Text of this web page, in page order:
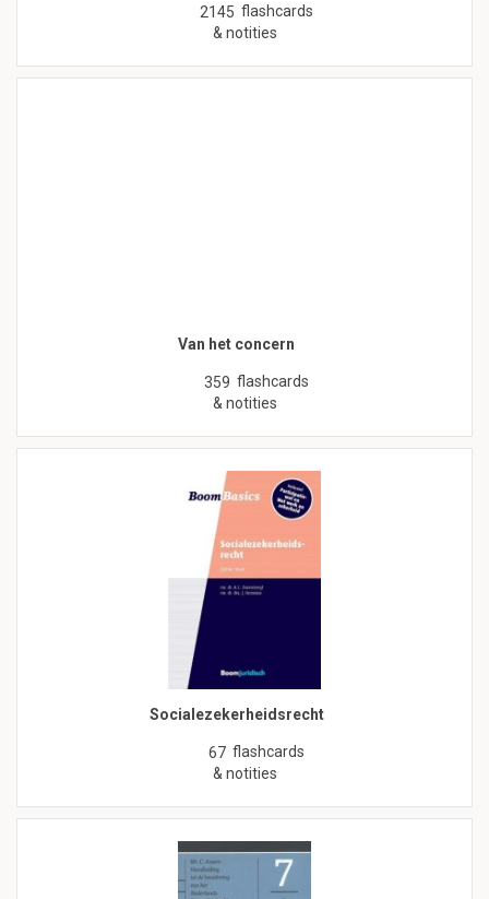
2145 flashcards
& notities
Van het concern
359 flashcards
& notities
Socialezekerheidsrecht
67 flashcards
& notities